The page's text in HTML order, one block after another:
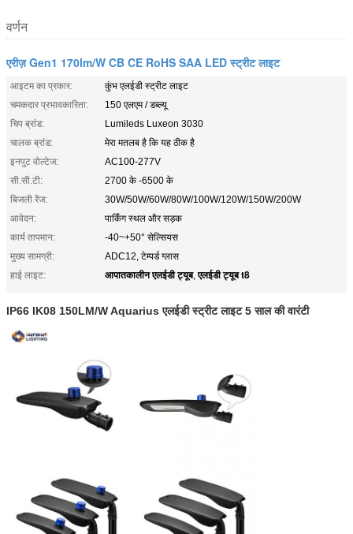
वर्णन
एरीज़ Gen1 170lm/W CB CE RoHS SAA LED स्ट्रीट लाइट
आइटम का प्रकार:
कुंभ एलईडी स्ट्रीट लाइट
चमकदार प्रभावकारिता:
150 एलएम / डब्ल्यू
चिप ब्रांड:
Lumileds Luxeon 3030
चालक ब्रांड:
मेरा मतलब है कि यह ठीक है
इनपुट वोल्टेज:
AC100-277V
सी.सी.टी:
2700 के -6500 के
बिजली रेंज:
30W/50W/60W/80W/100W/120W/150W/200W
आवेदन:
पार्किंग स्थल और सड़क
कार्य तापमान:
-40~+50° सेल्सियस
मुख्य सामग्री:
ADC12, टेम्पर्ड ग्लास
हाई लाइट:
आपातकालीन एलईडी ट्यूब,एलईडी ट्यूब t8
IP66 IK08 150LM/W Aquarius एलईडी स्ट्रीट लाइट 5 साल की वारंटी